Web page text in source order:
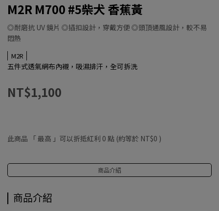
M2R M700 #5柴犬 香蕉黃
◎耐磨抗 UV 鏡片 ◎插扣設計，穿戴方便 ◎頭頂通風設計，較不易
悶熱
M2R
五件式透氣網布內襯，吸濕排汗，全可拆洗
NT$1,100
此商品 「 最高 」可以折抵紅利 0 點 (約等於 NT$0 )
商品介紹
商品介紹